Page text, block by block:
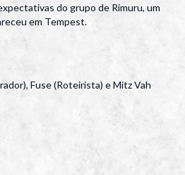
do grupo de Rimuru, um
em Tempest.
Fuse (Roteirista) e Mitz Vah